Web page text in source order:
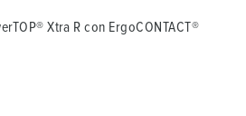
Xtra R con ErgoCONTACT®